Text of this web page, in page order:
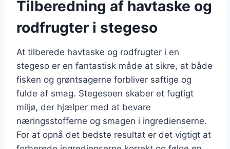
Tilberedning af havtaske og
rodfrugter i stegeso
At tilberede havtaske og rodfrugter i en
stegeso er en fantastisk måde at sikre, at både
fisken og grøntsagerne forbliver saftige og
fulde af smag. Stegesoen skaber et fugtigt
miljø, der hjælper med at bevare
næringsstofferne og smagen i ingredienserne.
For at opnå det bedste resultat er det vigtigt at